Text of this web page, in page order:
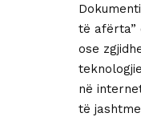
të afërta”
ose
në
të